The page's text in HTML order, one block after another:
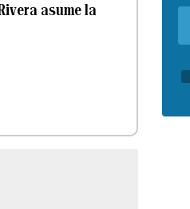
asume la